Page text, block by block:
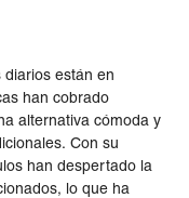
diarios están en
han cobrado
alternativa cómoda y
Con su
han despertado la
lo que ha